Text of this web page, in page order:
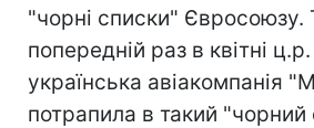
"чорні списки" Євросоюзу.
попередній раз в квітні ц.р.
українська авіакомпанія
потрапила в такий "чорний